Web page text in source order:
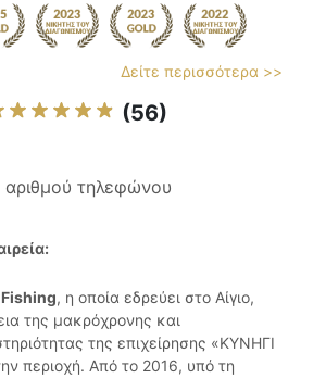
Δείτε περισσότερα >>
(56)
αριθμού τηλεφώνου
, η οποία εδρεύει στο Αίγιο,
της μακρόχρονης και
της επιχείρησης «ΚΥΝΗΓΙ
περιοχή. Από το 2016, υπό τη